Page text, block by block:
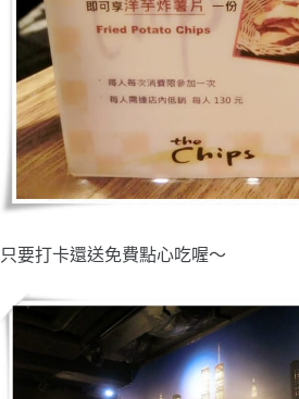
只要打卡還送免費點心吃喔～